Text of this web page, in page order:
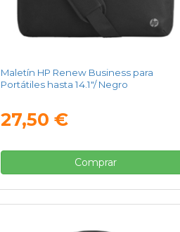
Maletín HP Renew Business para
Portátiles hasta 14.1"/ Negro
27,50 €
Comprar